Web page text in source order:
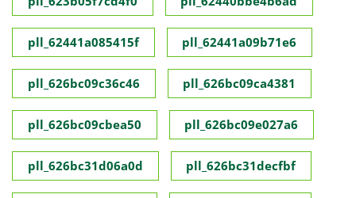
pll_62441a085415f pll_62441a09b71e6
pll_626bc09c36c46 pll_626bc09ca4381
pll_626bc09cbea50 pll_626bc09e027a6
pll_626bc31d06a0d pll_626bc31decfbf